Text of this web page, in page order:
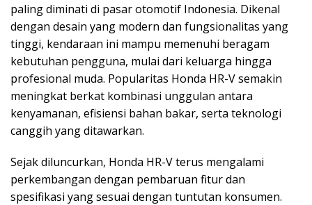
paling diminati di pasar otomotif Indonesia. Dikenal
dengan desain yang modern dan fungsionalitas yang
tinggi, kendaraan ini mampu memenuhi beragam
kebutuhan pengguna, mulai dari keluarga hingga
profesional muda. Popularitas Honda HR-V semakin
meningkat berkat kombinasi unggulan antara
kenyamanan, efisiensi bahan bakar, serta teknologi
canggih yang ditawarkan.
Sejak diluncurkan, Honda HR-V terus mengalami
perkembangan dengan pembaruan fitur dan
spesifikasi yang sesuai dengan tuntutan konsumen.